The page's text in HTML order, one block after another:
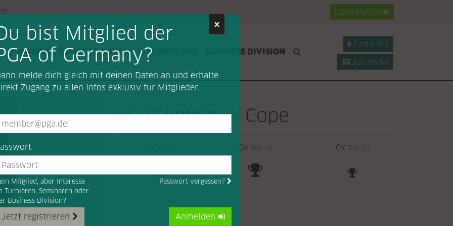
Login MyPGA
TURNIERE KOOPERATIONEN WIR ÜBER UNS BUSINESS DIVISION
Find a Pro
Job-Portal
Stephen J. Cope
0x Top 10 0x Top 20
×
bist Mitglied der
of Germany?
melde dich gleich mit deinen Daten an und erhalte
Zugang zu allen Infos exklusiv für Mitglieder.
Mitglied, aber Interesse
Turnieren, Seminaren oder
Business Division?
Passwort vergessen?
Jetzt registrieren Anmelden